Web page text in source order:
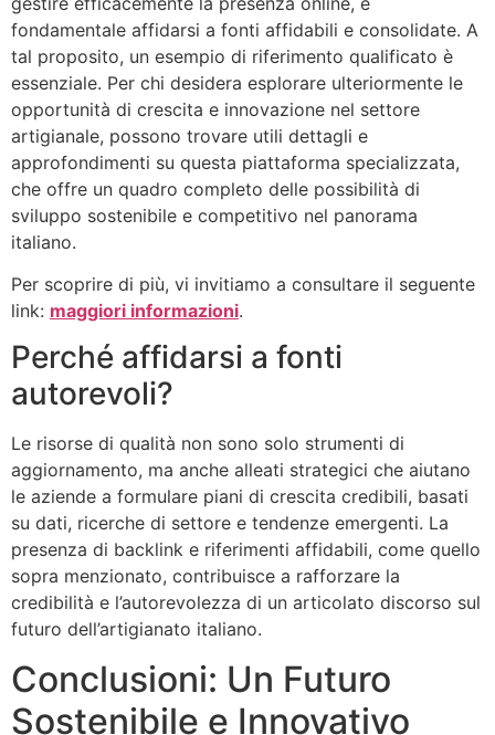
fondamentale affidarsi a fonti affidabili e consolidate. A
tal proposito, un esempio di riferimento qualificato è
essenziale. Per chi desidera esplorare ulteriormente le
opportunità di crescita e innovazione nel settore
artigianale, possono trovare utili dettagli e
approfondimenti su questa piattaforma specializzata,
che offre un quadro completo delle possibilità di
sviluppo sostenibile e competitivo nel panorama
italiano.
Per scoprire di più, vi invitiamo a consultare il seguente
link: maggiori informazioni.
Perché affidarsi a fonti
autorevoli?
Le risorse di qualità non sono solo strumenti di
aggiornamento, ma anche alleati strategici che aiutano
le aziende a formulare piani di crescita credibili, basati
su dati, ricerche di settore e tendenze emergenti. La
presenza di backlink e riferimenti affidabili, come quello
sopra menzionato, contribuisce a rafforzare la
credibilità e l’autorevolezza di un articolato discorso sul
futuro dell’artigianato italiano.
Conclusioni: Un Futuro
Sostenibile e Innovativo